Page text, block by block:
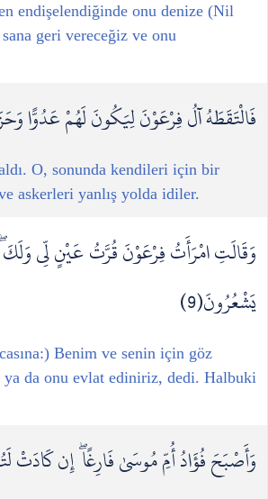
endişelendiğinde onu denize (Nil
geri vereceğiz ve onu
فَالْتَقَطَهُ آلُ فِرْعَوْنَ لِيَكُونَ لَهُمْ عَدُوًّا
O, sonunda kendileri için bir
askerleri yanlış yolda idiler.
وَقَالَتِ امْرَأَتُ فِرْعَوْنَ قُرَّتُ عَيْنٍ لِّي وَلَكَ
يَشْعُرُونَ(9)
Benim ve senin için göz
ya da onu evlat ediniriz, dedi. Halbuki
وَأَصْبَحَ فُؤَادُ أُمِّ مُوسَىٰ فَارِغًا ۖ إِن كَادَتْ